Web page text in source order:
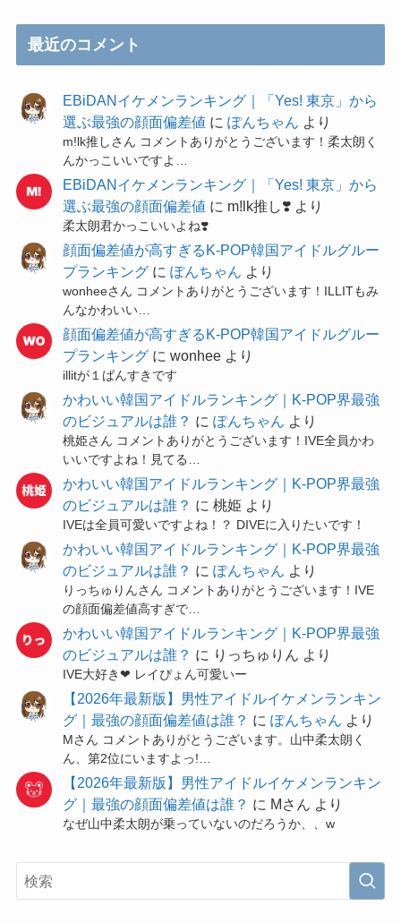
最近のコメント
EBiDANイケメンランキング｜「Yes! 東京」から
選ぶ最強の顔面偏差値 にぽんちゃん より
m!lk推しさん コメントありがとうございます！柔太朗く
んかっこいいですよ…
EBiDANイケメンランキング｜「Yes! 東京」から
選ぶ最強の顔面偏差値 に m!lk推し❣️ より
柔太朗君かっこいいよね❣️
顔面偏差値が高すぎるK-POP韓国アイドルグルー
プランキング にぽんちゃん より
wonheeさん コメントありがとうございます！ILLITもみ
んなかわいい…
顔面偏差値が高すぎるK-POP韓国アイドルグルー
プランキング にwonhee より
illitが１ばんすきです
かわいい韓国アイドルランキング｜K-POP界最強
のビジュアルは誰？ にぽんちゃん より
桃姫さん コメントありがとうございます！IVE全員かわ
いいですよね！見てる…
かわいい韓国アイドルランキング｜K-POP界最強
のビジュアルは誰？ に桃姫 より
IVEは全員可愛いですよね！？ DIVEに入りたいです！
かわいい韓国アイドルランキング｜K-POP界最強
のビジュアルは誰？ にぽんちゃん より
りっちゅりんさん コメントありがとうございます！IVE
の顔面偏差値高すぎで…
かわいい韓国アイドルランキング｜K-POP界最強
のビジュアルは誰？ に りっちゅりん より
IVE大好き❤ レイぴょん可愛いー
【2026年最新版】男性アイドルイケメンランキン
グ｜最強の顔面偏差値は誰？ にぽんちゃん より
Mさん コメントありがとうございます。山中柔太朗く
ん、第2位にいますよっ!…
【2026年最新版】男性アイドルイケメンランキン
グ｜最強の顔面偏差値は誰？ に Mさん より
なぜ山中柔太朗が乗っていないのだろうか、、w